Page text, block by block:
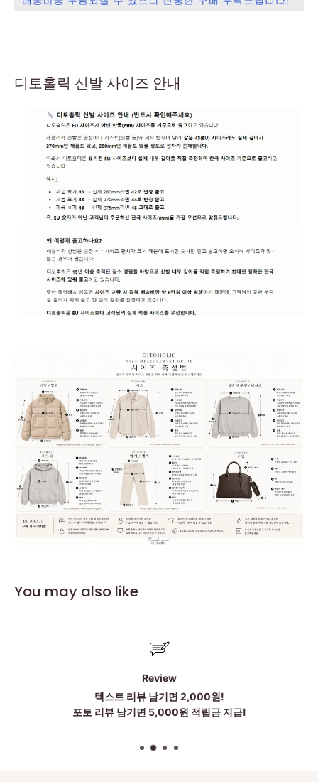
디토홀릭 신발 사이즈 안내
You may also like
Review
텍스트 리뷰 남기면 2,000원!
포토 리뷰 남기면 5,000원 적립금 지급!